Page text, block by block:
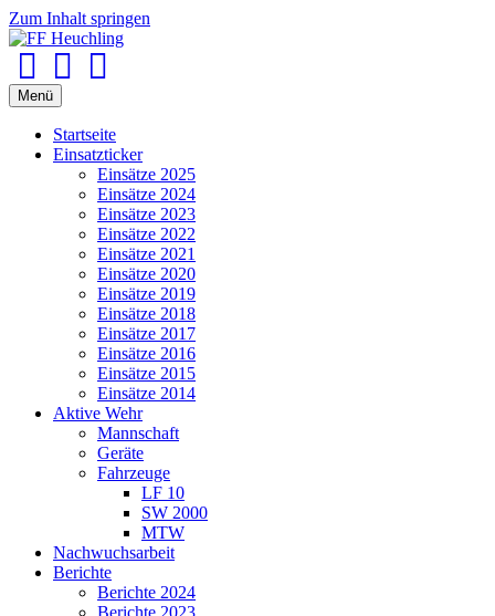
Zum Inhalt springen
Menü
Startseite
Einsatzticker
Einsätze 2025
Einsätze 2024
Einsätze 2023
Einsätze 2022
Einsätze 2021
Einsätze 2020
Einsätze 2019
Einsätze 2018
Einsätze 2017
Einsätze 2016
Einsätze 2015
Einsätze 2014
Aktive Wehr
Mannschaft
Geräte
Fahrzeuge
LF 10
SW 2000
MTW
Nachwuchsarbeit
Berichte
Berichte 2024
Berichte 2023